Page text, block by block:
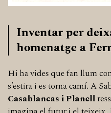
Inventar per
homenatge a
Hi ha vides que fan llum
s’estira i es torna camí. A
Casablancas i Planell